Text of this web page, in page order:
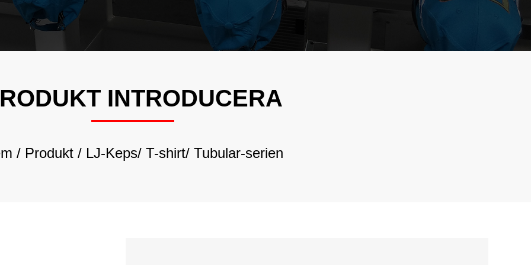
LJ-Rhinestone Hot Mixed
Broderimaskin
LJ-Multifunktionsblandad
Rörformig Broderimaskin
INTRODUCERA
/ Produkt/ LJ-Keps/ T-shirt/ Tubular-serien